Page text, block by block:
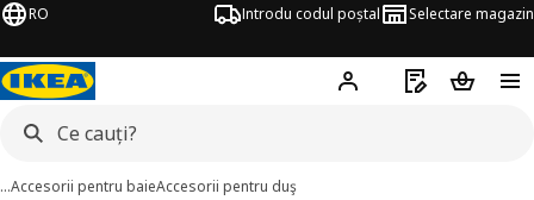
RO Introdu codul poștal Selectare magazin
Hej! Autentifică-te
Listă deCoșul de
…Accesorii pentru baieAccesorii pentru duş